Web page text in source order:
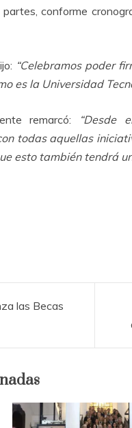
conforme
“Celebramos poder
es la Universidad
remarcó:
“Desde
todas aquellas
esto también tendrá
las Becas